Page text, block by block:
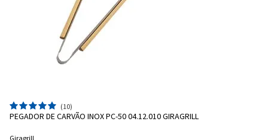
(10)
PEGADOR DE CARVÃO INOX PC-50 04.12.010 GIRAGRILL
Giragrill